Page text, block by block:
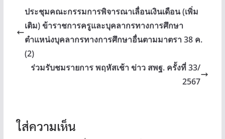
ประชุมคณะกรรมการพิจารณาเลื่อนเงินเดือน (เพิ่ม
เติม) ข้าราชการครูและบุคลากรทางการศึกษา
ตำแหน่งบุคลากรทางการศึกษาอื่นตามมาตรา 38 ค.
(2)
ร่วมรับชมรายการ พฤหัสเช้า ข่าว สพฐ. ครั้งที่ 33/
2567
ใส่ความเห็น